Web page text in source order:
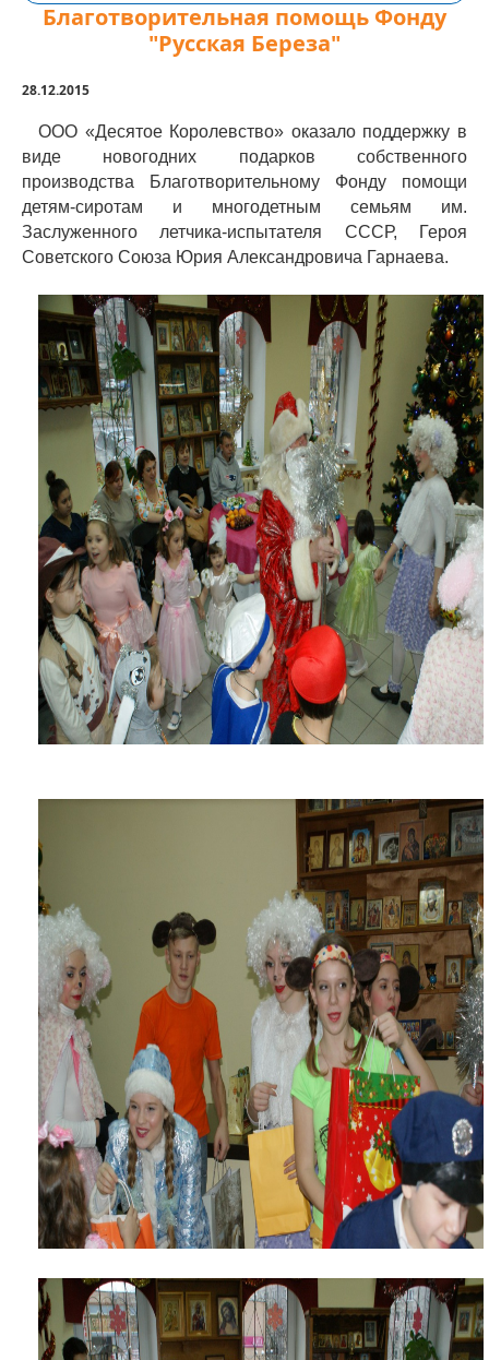
Благотворительная помощь Фонду
"Русская Береза"
28.12.2015
ООО «Десятое Королевство» оказало поддержку в
виде новогодних подарков собственного
производства Благотворительному Фонду помощи
детям-сиротам и многодетным семьям им.
Заслуженного летчика-испытателя СССР, Героя
Советского Союза Юрия Александровича Гарнаева.